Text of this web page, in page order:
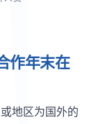
作年末在
地区为国外的